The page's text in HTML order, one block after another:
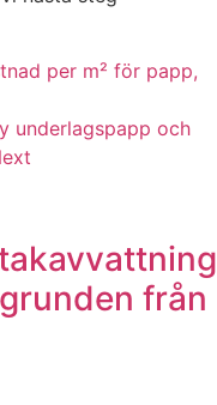
per m² för papp,
underlagspapp och
från